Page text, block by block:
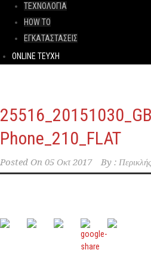
ΤΕΧΝΟΛΟΓΙΑ
HOW TO
ΕΓΚΑΤΑΣΤΑΣΕΙΣ
ONLINE TEYXH
Phone_210_FLAT
Posted On 05 Οκτ 2017 By :